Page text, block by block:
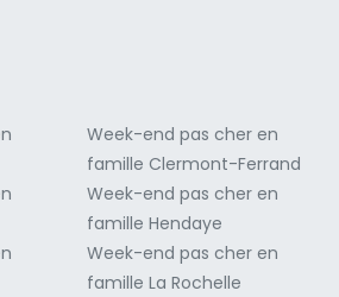
Week-end pas cher en
famille Clermont-Ferrand
Week-end pas cher en
famille Hendaye
Week-end pas cher en
famille La Rochelle